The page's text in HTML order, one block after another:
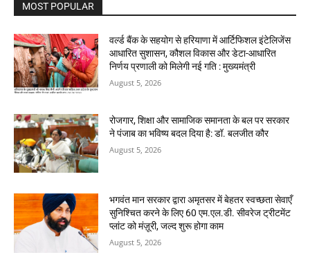
MOST POPULAR
वर्ल्ड बैंक के सहयोग से हरियाणा में आर्टिफिशल इंटेलिजेंस
आधारित सुशासन, कौशल विकास और डेटा-आधारित
निर्णय प्रणाली को मिलेगी नई गति : मुख्यमंत्री
August 5, 2026
रोजगार, शिक्षा और सामाजिक समानता के बल पर सरकार
ने पंजाब का भविष्य बदल दिया है: डॉ. बलजीत कौर
August 5, 2026
भगवंत मान सरकार द्वारा अमृतसर में बेहतर स्वच्छता सेवाएँ
सुनिश्चित करने के लिए 60 एम.एल.डी. सीवरेज ट्रीटमेंट
प्लांट को मंज़ूरी, जल्द शुरू होगा काम
August 5, 2026